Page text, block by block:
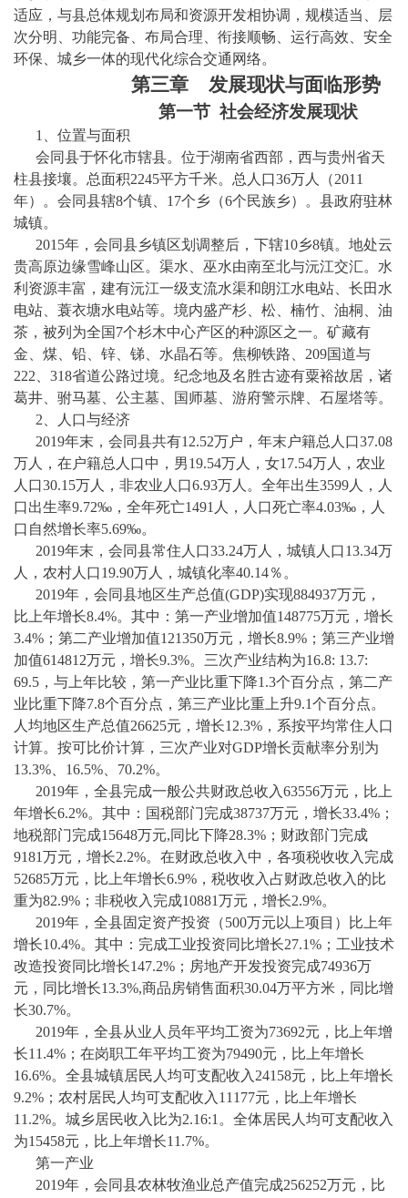
适应，与县总体规划布局和资源开发相协调，规模适当、层
次分明、功能完备、布局合理、衔接顺畅、运行高效、安全
环保、城乡一体的现代化综合交通网络。
第三章 发展现状与面临形势
第一节 社会经济发展现状
1、位置与面积
会同县于怀化市辖县。位于湖南省西部，西与贵州省天
柱县接壤。总面积2245平方千米。总人口36万人（2011
年）。会同县辖8个镇、17个乡（6个民族乡）。县政府驻林
城镇。
2015年，会同县乡镇区划调整后，下辖10乡8镇。地处云
贵高原边缘雪峰山区。渠水、巫水由南至北与沅江交汇。水
利资源丰富，建有沅江一级支流水渠和朗江水电站、长田水
电站、蓑衣塘水电站等。境内盛产杉、松、楠竹、油桐、油
茶，被列为全国7个杉木中心产区的种源区之一。矿藏有
金、煤、铅、锌、锑、水晶石等。焦柳铁路、 209国道与
222、318省道公路过境。纪念地及名胜古迹有粟裕故居 ，诸
葛井、 驸马墓 、公主墓、国师墓、游府警示牌、石屋塔等。
2、人口与经济
2019年末，会同县共有12.52万户，年末户籍总人口37.08
万人，在户籍总人口中，男19.54万人，女17.54万人，农业
人口30.15万人，非农业人口6.93万人。全年出生3599人，人
口出生率9.72‰，全年死亡1491人，人口死亡率4.03‰，人
口自然增长率5.69‰。
2019年末，会同县常住人口33.24万人，城镇人口13.34万
人，农村人口19.90万人，城镇化率40.14％。
2019年，会同县地区生产总值(GDP)实现884937万元，
比上年增长8.4%。其中：第一产业增加值148775万元，增长
3.4%；第二产业增加值121350万元，增长8.9%；第三产业增
加值614812万元，增长9.3%。三次产业结构为16.8: 13.7:
69.5，与上年比较，第一产业比重下降1.3个百分点，第二产
业比重下降7.8个百分点，第三产业比重上升9.1个百分点。
人均地区生产总值26625元，增长12.3%，系按平均常住人口
计算。按可比价计算，三次产业对GDP增长贡献率分别为
13.3%、16.5%、70.2%。
2019年，全县完成一般公共财政总收入63556万元，比上
年增长6.2%。其中：国税部门完成38737万元，增长33.4%；
地税部门完成15648万元,同比下降28.3%；财政部门完成
9181万元，增长2.2%。在财政总收入中，各项税收收入完成
52685万元，比上年增长6.9%，税收收入占财政总收入的比
重为82.9%；非税收入完成10881万元，增长2.9%。
2019年，全县固定资产投资（500万元以上项目）比上年
增长10.4%。其中：完成工业投资同比增长27.1%；工业技术
改造投资同比增长147.2%；房地产开发投资完成74936万
元，同比增长13.3%,商品房销售面积30.04万平方米，同比增
长30.7%。
2019年，全县从业人员年平均工资为73692元，比上年增
长11.4%；在岗职工年平均工资为79490元，比上年增长
16.6%。全县城镇居民人均可支配收入24158元，比上年增长
9.2%；农村居民人均可支配收入11177元，比上年增长
11.2%。城乡居民收入比为2.16:1。全体居民人均可支配收入
为15458元，比上年增长11.7%。
第一产业
2019年，会同县农林牧渔业总产值完成256252万元，比